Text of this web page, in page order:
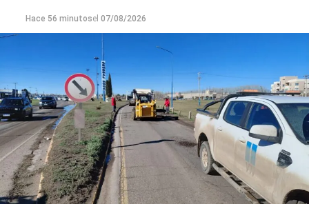
con las condiciones que presenta el río.
Hace 56 minutosel 07/08/2026